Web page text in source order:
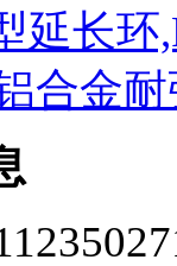
延长环
合金耐